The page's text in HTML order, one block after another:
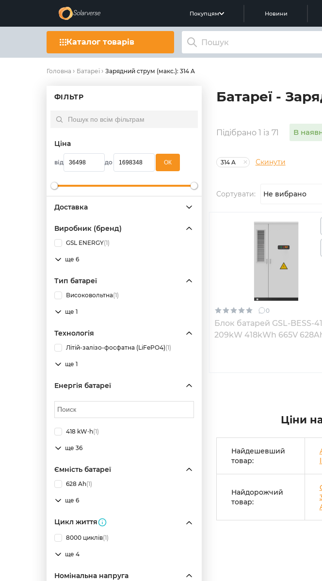
Покупцям Новини
Каталог товарів
Головна Батареї Зарядний струм (макс.): 314 A
ФІЛЬТР
Ціна
від до OК
Доставка
Виробник (бренд)
GSL ENERGY(1)
ще 6
Тип батареї
Високовольтна(1)
ще 1
Технологія
Літій-залізо-фосфатна (LiFePO4)(1)
ще 1
Енергія батареї
418 kW⋅h(1)
ще 36
Ємність батареї
628 Ah(1)
ще 6
Цикл життя
8000 циклів(1)
ще 4
Номінальна напруга
Батареї -
Підібрано 1 із 71 В
314 A Скинути
Сортувати: Не вибрано
0
Блок батарей GSL-BESS-
209kW 418kWh 665V
Ціни
Найдешевший
товар:
Найдорожчий
товар: